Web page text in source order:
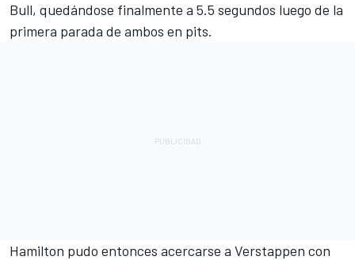
Bull, quedándose finalmente a 5.5 segundos luego de la
primera parada de ambos en pits.
Hamilton pudo entonces acercarse a Verstappen con